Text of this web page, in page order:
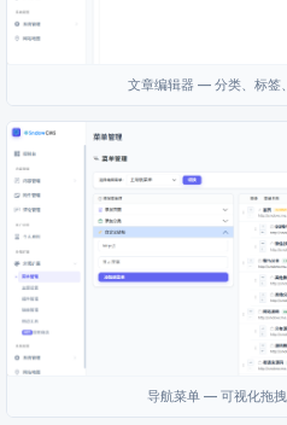
文章编辑器 — 分类、标签
导航菜单 — 可视化拖